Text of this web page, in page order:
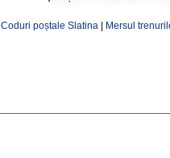
Coduri poștale Slatina Mersul